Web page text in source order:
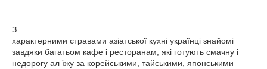
З
характерними стравами азіатської кухні українці знайомі
завдяки багатьом кафе і ресторанам, які готують смачну і
недорогу ал їжу за корейськими, тайськими, японськими